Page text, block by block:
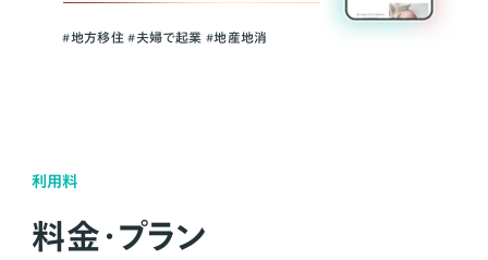
#地方移住 #夫婦で起業 #地産地消
利用料
料金・プラン